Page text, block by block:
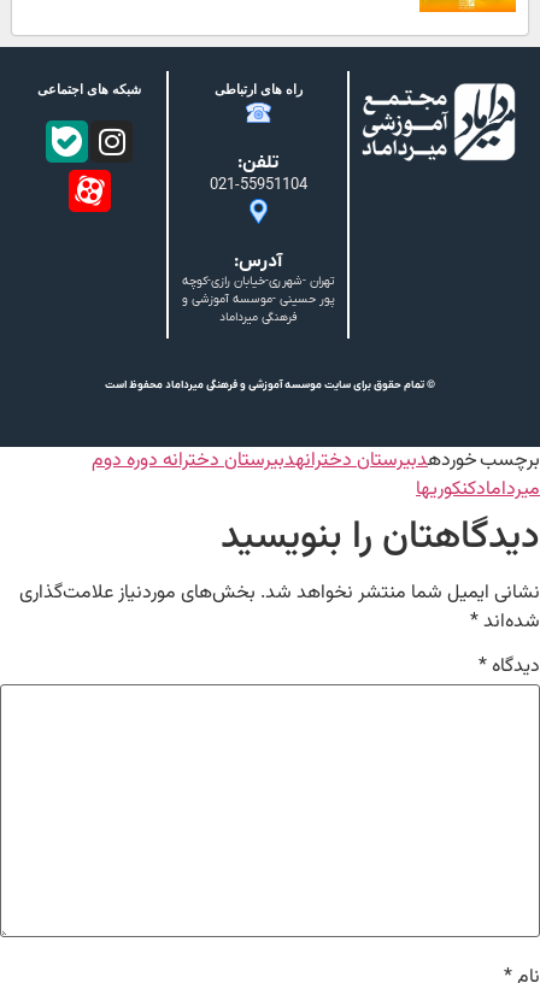
راه های ارتباطی
تلفن:
021-55951104
آدرس:
تهران -شهرری-خیابان رازی-کوچه
پور حسینی -موسسه آموزشی و
فرهنگی میرداماد
شبکه های اجتماعی
© تمام حقوق برای سایت موسسه آموزشی و فرهنگی میرداماد محفوظ است
برچسب خوردهدبیرستان دخترانهدبیرستان دخترانه دوره دوم
میردامادکنکوریها
دیدگاهتان را بنویسید
نشانی ایمیل شما منتشر نخواهد شد. بخش‌های موردنیاز علامت‌گذاری
شده‌اند*
دیدگاه*